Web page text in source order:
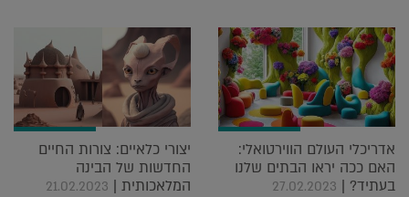
אדריכלי העולם הווירטואלי:
האם ככה יראו הבתים שלנו
בעתיד? | 27.02.2023
יצורי כלאיים: צורות החיים
החדשות של הבינה
המלאכותית | 21.02.2023